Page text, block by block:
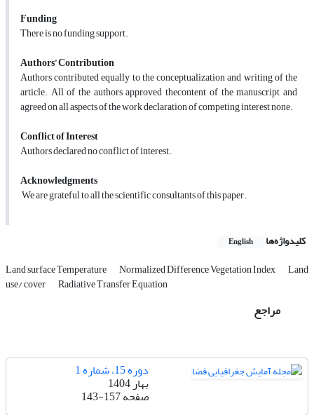
Funding
There is no funding support.
Authors’ Contribution
Authors contributed equally to the conceptualization and writing of the
article. All of the authors approved thecontent of the manuscript and
agreed on all aspects of the work declaration of competing interest none.
Conflict of Interest
Authors declared no conflict of interest.
Acknowledgments
We are grateful to all the scientific consultants of this paper.
کلیدواژه‌ها English
Land surface Temperature Normalized Difference Vegetation Index Land
use/ cover Radiative Transfer Equation
مراجع
دوره 15، شماره 1
بهار 1404
صفحه143-157